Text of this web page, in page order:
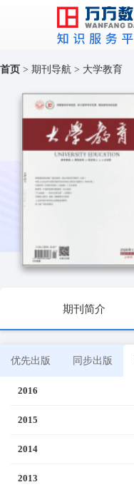
首页 > 期刊导航 > 大学教育
期刊简介
优先出版 同步出版
2016
2015
2014
2013